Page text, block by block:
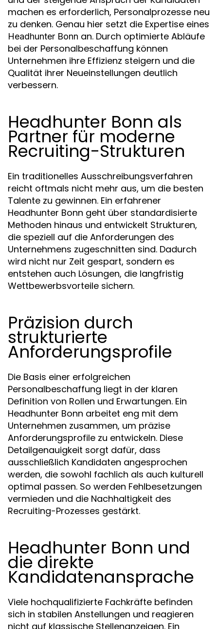
machen es erforderlich, Personalprozesse neu
zu denken. Genau hier setzt die Expertise eines
Headhunter Bonn an. Durch optimierte Abläufe
bei der Personalbeschaffung können
Unternehmen ihre Effizienz steigern und die
Qualität ihrer Neueinstellungen deutlich
verbessern.
Headhunter Bonn als
Partner für moderne
Recruiting-Strukturen
Ein traditionelles Ausschreibungsverfahren
reicht oftmals nicht mehr aus, um die besten
Talente zu gewinnen. Ein erfahrener
Headhunter Bonn geht über standardisierte
Methoden hinaus und entwickelt Strukturen,
die speziell auf die Anforderungen des
Unternehmens zugeschnitten sind. Dadurch
wird nicht nur Zeit gespart, sondern es
entstehen auch Lösungen, die langfristig
Wettbewerbsvorteile sichern.
Präzision durch
strukturierte
Anforderungsprofile
Die Basis einer erfolgreichen
Personalbeschaffung liegt in der klaren
Definition von Rollen und Erwartungen. Ein
Headhunter Bonn arbeitet eng mit dem
Unternehmen zusammen, um präzise
Anforderungsprofile zu entwickeln. Diese
Detailgenauigkeit sorgt dafür, dass
ausschließlich Kandidaten angesprochen
werden, die sowohl fachlich als auch kulturell
optimal passen. So werden Fehlbesetzungen
vermieden und die Nachhaltigkeit des
Recruiting-Prozesses gestärkt.
Headhunter Bonn und
die direkte
Kandidatenansprache
Viele hochqualifizierte Fachkräfte befinden
sich in stabilen Anstellungen und reagieren
nicht auf klassische Stellenanzeigen. Ein